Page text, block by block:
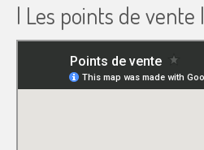
| Les points de vente |